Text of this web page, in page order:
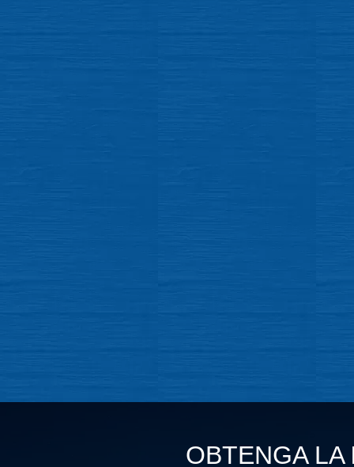
OBTENGA LA